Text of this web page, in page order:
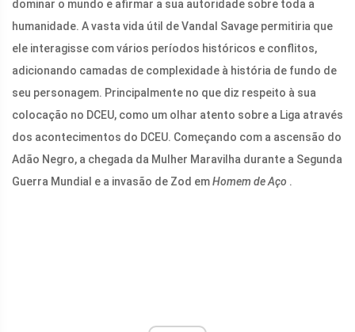
dominar o mundo e afirmar a sua autoridade sobre toda a
humanidade. A vasta vida útil de Vandal Savage permitiria que
ele interagisse com vários períodos históricos e conflitos,
adicionando camadas de complexidade à história de fundo de
seu personagem. Principalmente no que diz respeito à sua
colocação no DCEU, como um olhar atento sobre a Liga através
dos acontecimentos do DCEU. Começando com a ascensão do
Adão Negro, a chegada da Mulher Maravilha durante a Segunda
Guerra Mundial e a invasão de Zod emHomem de Aço .